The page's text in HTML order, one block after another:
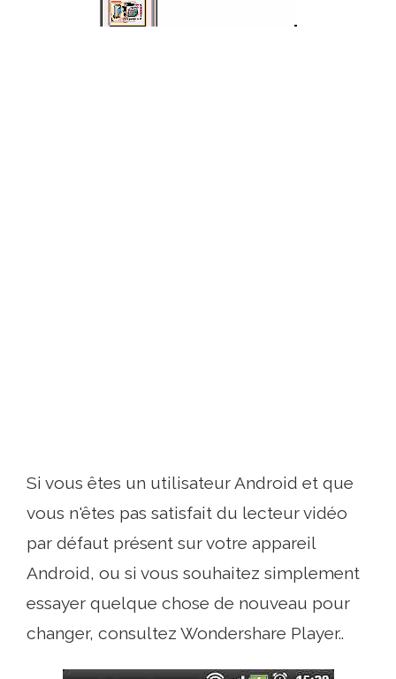
Si vous êtes un utilisateur Android et que
vous n'êtes pas satisfait du lecteur vidéo
par défaut présent sur votre appareil
Android, ou si vous souhaitez simplement
essayer quelque chose de nouveau pour
changer, consultez Wondershare Player..